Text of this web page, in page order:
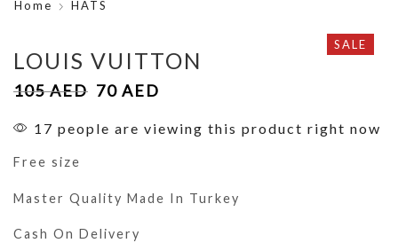
Home HATS
SALE
LOUIS VUITTON
105AED 70 AED
17 people are viewing this product right now
Free size
Master Quality Made In Turkey
Cash On Delivery